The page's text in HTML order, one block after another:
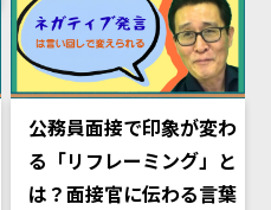
公務員面接で印象が変わ
る「リフレーミング」と
は？面接官に伝わる言葉